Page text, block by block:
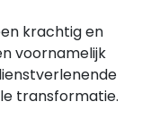
krachtig en
voornamelijk
transformatie.